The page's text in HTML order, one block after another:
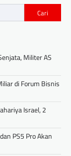
Cari
Militer AS
di Forum Bisnis
Israel, 2
PS5 Pro Akan